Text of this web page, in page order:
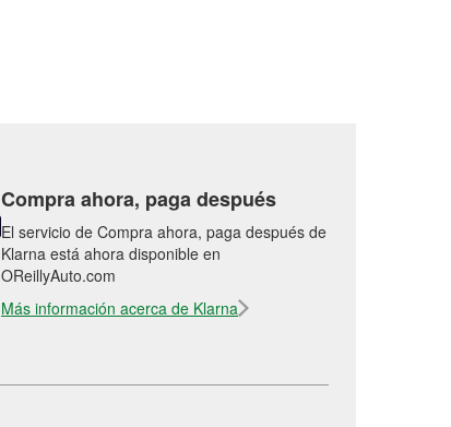
Compra ahora, paga después
El servicio de Compra ahora, paga después de
Klarna está ahora disponible en
OReillyAuto.com
Más información acerca de Klarna